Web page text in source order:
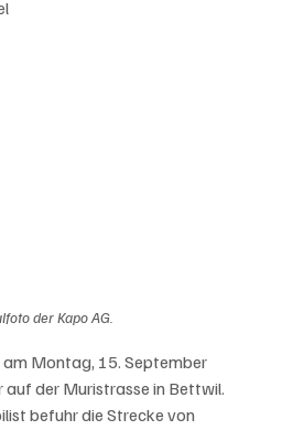
der Kapo AG.
am Montag, 15. September
auf der Muristrasse in Bettwil.
befuhr die Strecke von